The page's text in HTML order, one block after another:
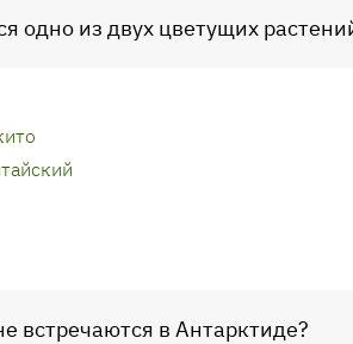
одно из двух цветущих
встречаются в Антарктиде?